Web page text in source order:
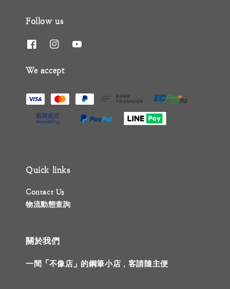
Follow us
We accept
Quick links
Contact Us
物流動態查詢
關於我們
一間「不像店」的鋼筆小店，客請隨主便